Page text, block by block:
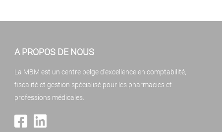
A PROPOS DE NOUS
La MBM est un centre belge d'excellence en comptabilité,
fiscalité et gestion spécialisé pour les pharmacies et
professions médicales.